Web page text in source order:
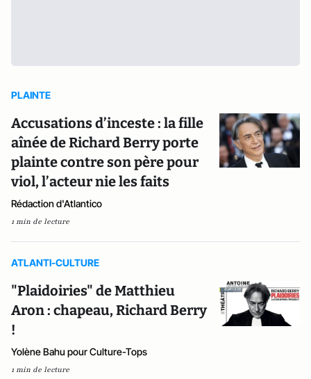
PLAINTE
Accusations d’inceste : la fille
aînée de Richard Berry porte
plainte contre son père pour
viol, l’acteur nie les faits
Rédaction d'Atlantico
1 min de lecture
ATLANTI-CULTURE
"Plaidoiries" de Matthieu
Aron : chapeau, Richard Berry
!
Yolène Bahu pour Culture-Tops
1 min de lecture